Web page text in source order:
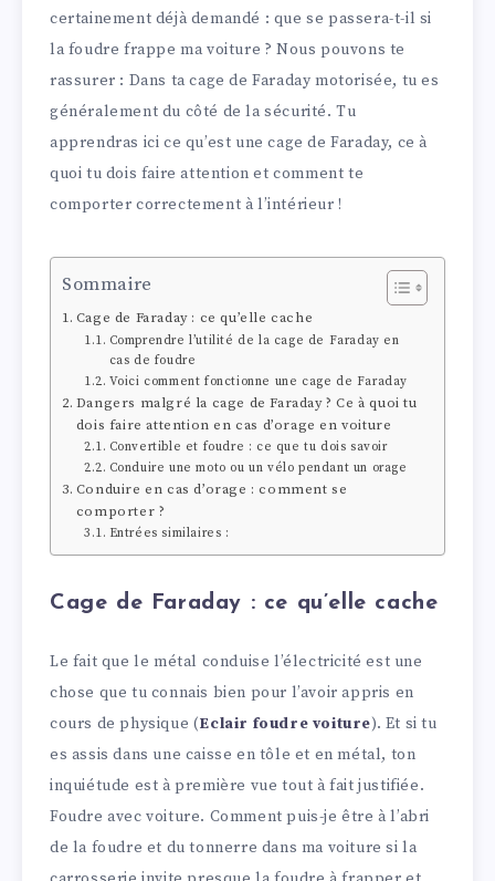
certainement déjà demandé : que se passera-t-il si
la foudre frappe ma voiture ? Nous pouvons te
rassurer : Dans ta cage de Faraday motorisée, tu es
généralement du côté de la sécurité. Tu
apprendras ici ce qu’est une cage de Faraday, ce à
quoi tu dois faire attention et comment te
comporter correctement à l’intérieur !
Sommaire
Cage de Faraday : ce qu’elle cache
Comprendre l’utilité de la cage de Faraday en
cas de foudre
Voici comment fonctionne une cage de Faraday
Dangers malgré la cage de Faraday ? Ce à quoi tu
dois faire attention en cas d’orage en voiture
Convertible et foudre : ce que tu dois savoir
Conduire une moto ou un vélo pendant un orage
Conduire en cas d’orage : comment se
comporter ?
Entrées similaires :
Cage de Faraday : ce qu’elle cache
Le fait que le métal conduise l’électricité est une
chose que tu connais bien pour l’avoir appris en
cours de physique (Eclair foudre voiture). Et si tu
es assis dans une caisse en tôle et en métal, ton
inquiétude est à première vue tout à fait justifiée.
Foudre avec voiture. Comment puis-je être à l’abri
de la foudre et du tonnerre dans ma voiture si la